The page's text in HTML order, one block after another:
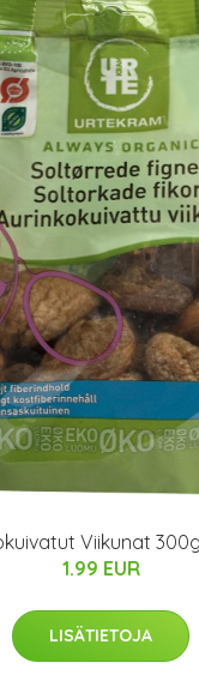
Viikunat
1.99 EUR
LISÄTIETOJA